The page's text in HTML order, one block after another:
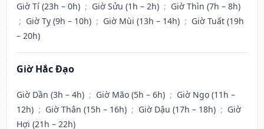
Giờ Tí (23h – 0h) ; Giờ Sửu (1h – 2h) ; Giờ Thìn (7h – 8h)
; Giờ Tỵ (9h – 10h) ; Giờ Mùi (13h – 14h) ; Giờ Tuất (19h
– 20h)
Giờ Hắc Đạo
Giờ Dần (3h – 4h) ; Giờ Mão (5h – 6h) ; Giờ Ngọ (11h –
12h) ; Giờ Thân (15h – 16h) ; Giờ Dậu (17h – 18h) ; Giờ
Hợi (21h – 22h)